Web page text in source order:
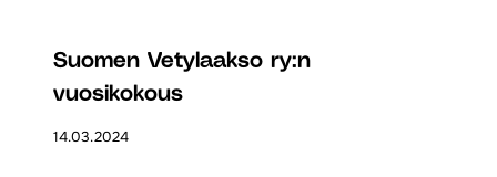
Suomen Vetylaakso ry:n
vuosikokous
14.03.2024